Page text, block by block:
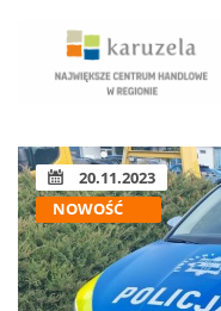
20.11.2023
NOWOŚĆ